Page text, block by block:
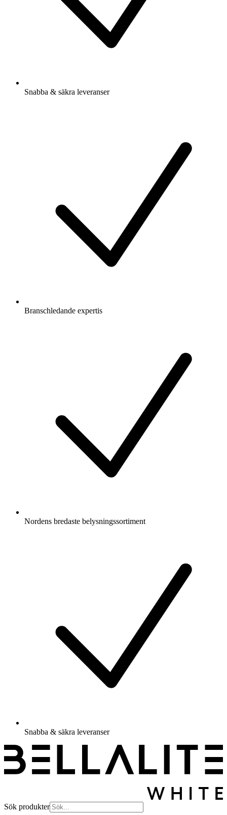
Snabba & säkra leveranser
Branschledande expertis
Nordens bredaste belysningssortiment
Snabba & säkra leveranser
Sök produkter